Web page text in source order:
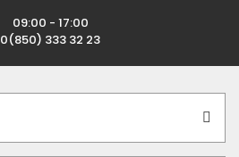
09:00 - 17:00
0(850) 333 32 23